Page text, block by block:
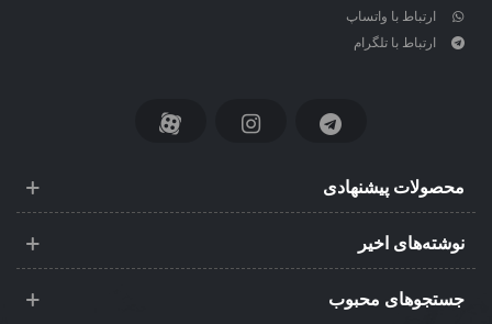
ارتباط با واتساپ
ارتباط با تلگرام
محصولات پیشنهادی
نوشته‌های اخیر
جستجوهای محبوب